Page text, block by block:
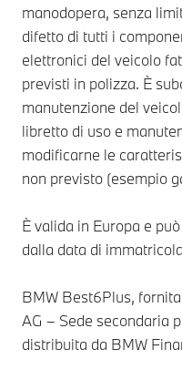
manodopera, senza
difetto di tutti i
elettronici del veicolo
previsti in polizza. È
manutenzione del
libretto di uso e
modificarne le
non previsto (esempio
È valida in Europa e
dalla data di
BMW Best6Plus,
AG – Sede secondaria
distribuita da BMW